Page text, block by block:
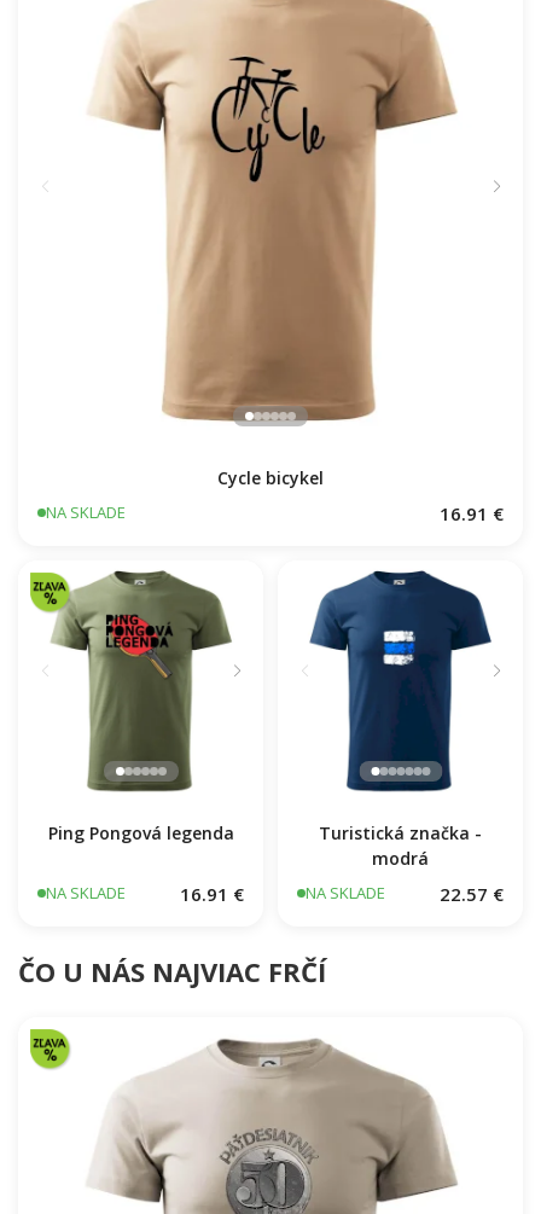
Cycle bicykel
NA SKLADE 16.91 €
Ping Pongová legenda
NA SKLADE 16.91 €
Turistická značka -
modrá
NA SKLADE 22.57 €
ČO U NÁS NAJVIAC FRČÍ